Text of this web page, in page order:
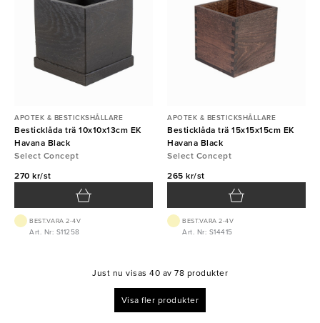
APOTEK & BESTICKSHÅLLARE
Besticklåda trä 10x10x13cm EK
Havana Black
Select Concept
270 kr/st
BEST.VARA 2-4V
Art. Nr: S11258
APOTEK & BESTICKSHÅLLARE
Besticklåda trä 15x15x15cm EK
Havana Black
Select Concept
265 kr/st
BEST.VARA 2-4V
Art. Nr: S14415
Just nu visas 40 av 78 produkter
Visa fler produkter